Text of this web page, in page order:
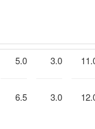
5.0
6.5
3.0
3.0